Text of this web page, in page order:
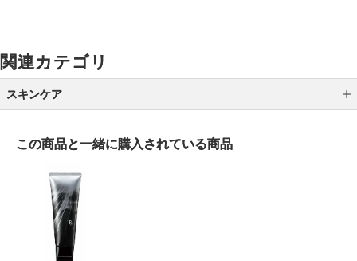
関連カテゴリ
スキンケア
この商品と一緒に購入されている商品